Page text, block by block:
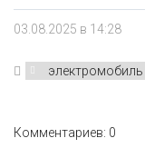
03.08.2025 в 14:28
электромобиль
Комментариев: 0